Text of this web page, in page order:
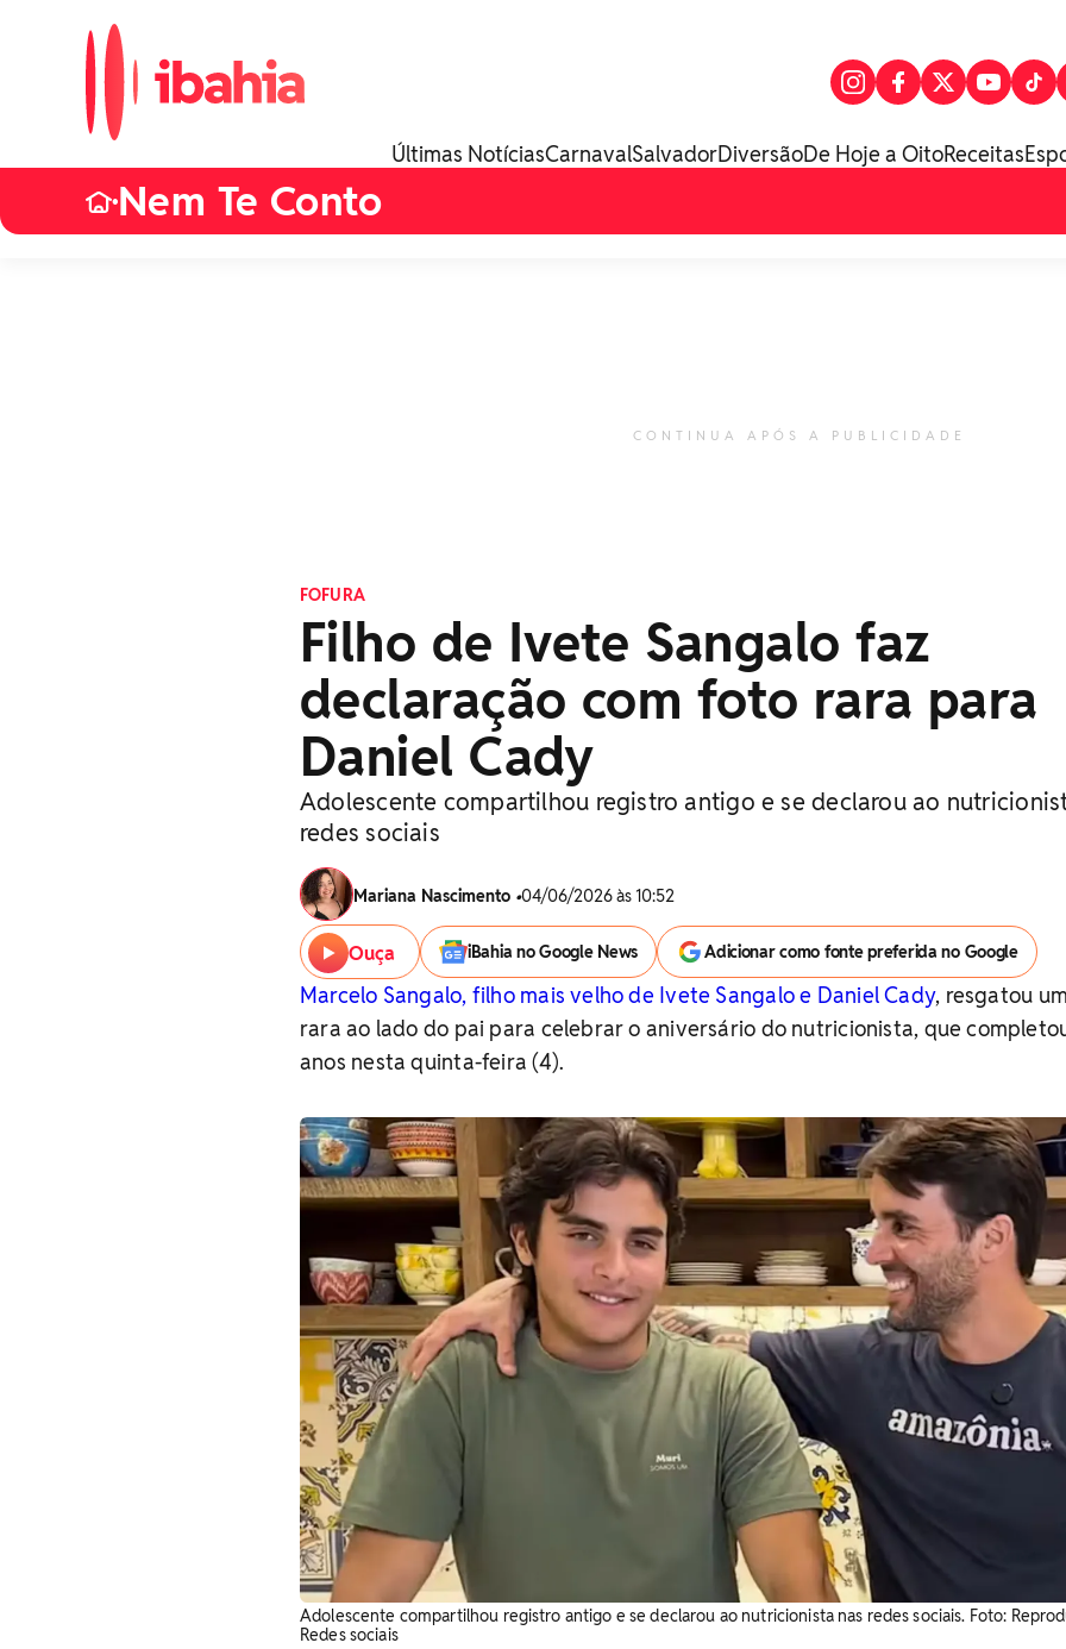
Últimas NotíciasCarnavalSalvadorDiversãoDe Hoje a OitoReceitas
•Nem Te Conto
CONTINUA APÓS A PUBLICIDADE
FOFURA
Filho de Ivete Sangalo faz
declaração com foto rara para
Daniel Cady
Adolescente compartilhou registro antigo e se declarou ao
redes sociais
Mariana Nascimento •04/06/2026 às 10:52
Ouça iBahia no Google News Adicionar como fonte preferida no Google
Marcelo Sangalo, filho mais velho de Ivete Sangalo e Daniel Cady, resgatou
rara ao lado do pai para celebrar o aniversário do nutricionista, que
anos nesta quinta-feira (4).
Adolescente compartilhou registro antigo e se declarou ao nutricionista nas redes sociais. ​Foto:
Redes sociais